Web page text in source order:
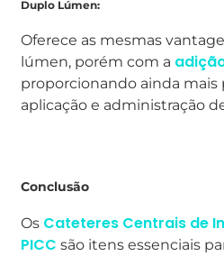
Duplo Lúmen:
Oferece as mesmas
lúmen, porém com a
proporcionando ainda mais
aplicação e administração
Conclusão
Os Cateteres Centrais de
PICC são itens essenciais